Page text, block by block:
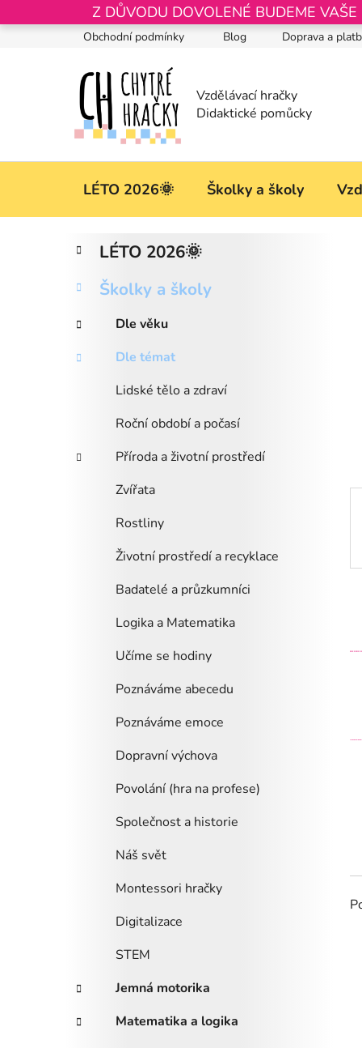
na
Z DŮVODU DOVOLENÉ BUDEME
Obchodní podmínky Blog Doprava a
LÉTO 2026🌞 Školky a školy
P
s
r
a
n
a
Přeskočit
kategorie
K
a
e
o
i
LÉTO 2026🌞
Školky a školy
Dle věku
Dle témat
Lidské tělo a zdraví
Roční období a počasí
Příroda a životní prostředí
Zvířata
Rostliny
Životní prostředí a recyklace
Badatelé a průzkumníci
Logika a Matematika
Učíme se hodiny
Poznáváme abecedu
Poznáváme emoce
Dopravní výchova
Povolání (hra na profese)
Společnost a historie
Náš svět
Montessori hračky
Digitalizace
STEM
Jemná motorika
Matematika a logika